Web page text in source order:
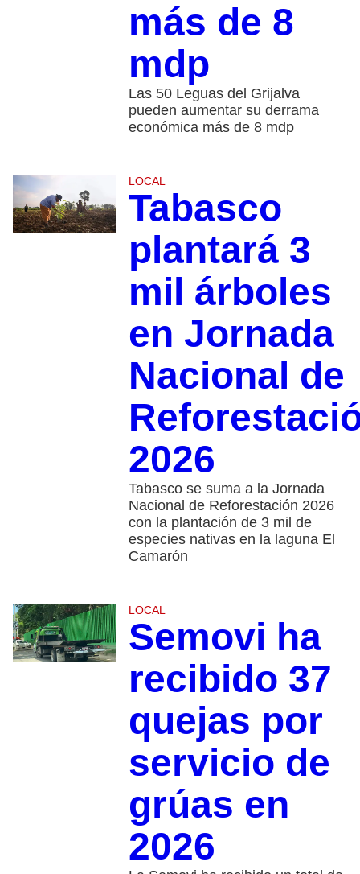
más de 8
mdp
Las 50 Leguas del Grijalva
pueden aumentar su derrama
económica más de 8 mdp
LOCAL
Tabasco
plantará 3
mil árboles
en Jornada
Nacional de
2026
Tabasco se suma a la Jornada
Nacional de Reforestación 2026
con la plantación de 3 mil de
especies nativas en la laguna El
Camarón
LOCAL
Semovi ha
recibido 37
quejas por
servicio de
grúas en
2026